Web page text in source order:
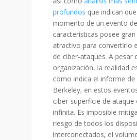
profundos que indican
momento de un evento
características posee gran
atractivo para convertirlo
de ciber-ataques. A pesar
organización, la realidad
como indica el informe de
Berkeley, en estos
ciber-superficie de ataque
infinita. Es imposible
riesgo de todos los
interconectados, el